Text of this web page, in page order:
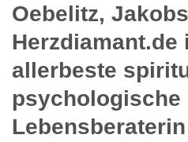
Oebelitz,
Herzdiamant.de
allerbeste
psychologische